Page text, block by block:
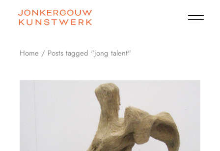
content
Home Posts tagged "jong talent"